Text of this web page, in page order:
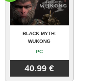
BLACK MYTH:
WUKONG
PC
40.99 €